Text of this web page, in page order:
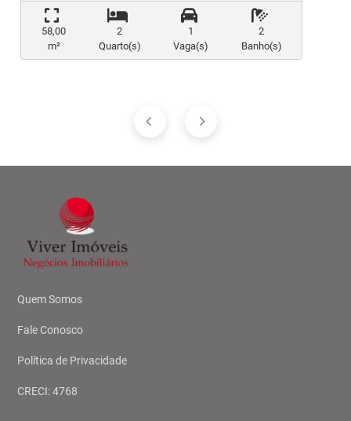
58,00
m²
2
Quarto(s)
1
Vaga(s)
2
Banho(s)
Quem Somos
Fale Conosco
Política de Privacidade
CRECI: 4768